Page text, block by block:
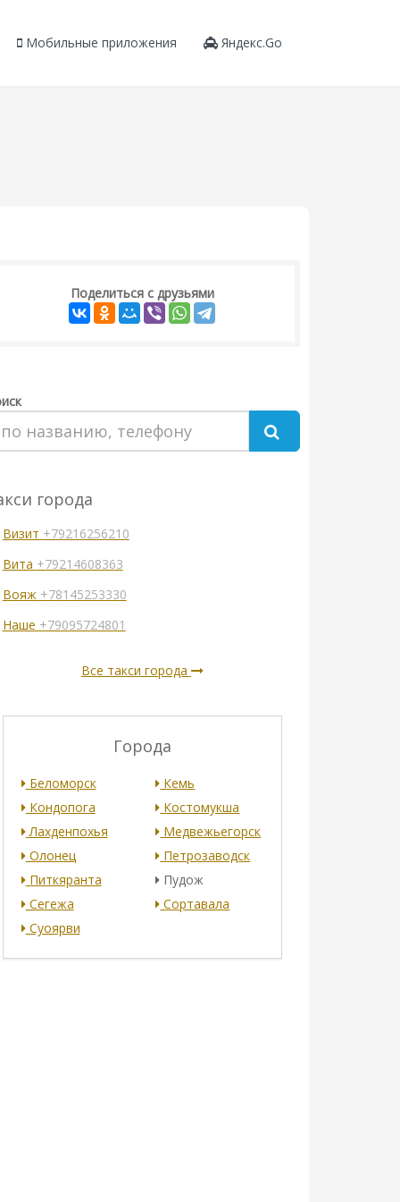
Мобильные приложения Яндекс.Go
Поделиться с друзьями
города
Визит +79216256210
Вита +79214608363
Вояж +78145253330
Наше +79095724801
Все такси города
Города
Беломорск
Кемь
Кондопога
Костомукша
Лахденпохья
Медвежьегорск
Олонец
Петрозаводск
Питкяранта
Пудож
Сегежа
Сортавала
Суоярви